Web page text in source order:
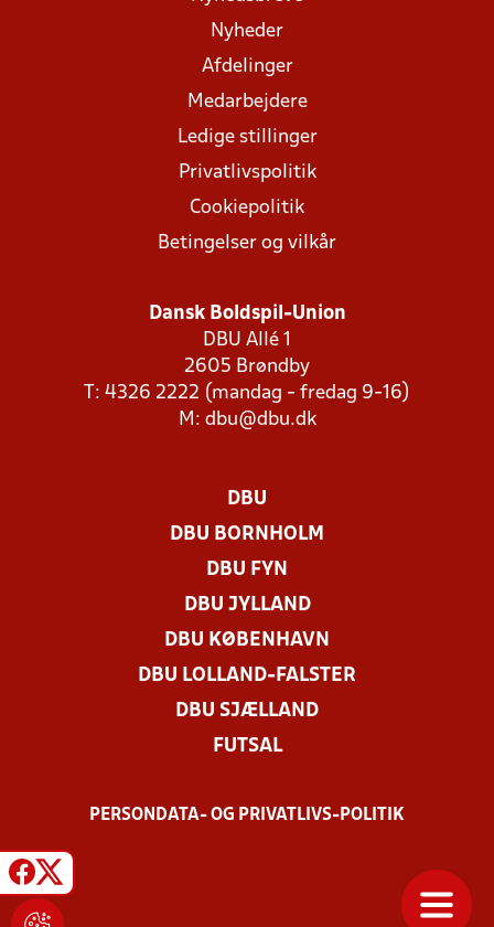
Nyheder
Afdelinger
Medarbejdere
Ledige stillinger
Privatlivspolitik
Cookiepolitik
Betingelser og vilkår
Dansk Boldspil-Union
DBU Allé 1
2605 Brøndby
T: 4326 2222 (mandag - fredag 9-16)
M: dbu@dbu.dk
DBU
DBU BORNHOLM
DBU FYN
DBU JYLLAND
DBU KØBENHAVN
DBU LOLLAND-FALSTER
DBU SJÆLLAND
FUTSAL
PERSONDATA- OG PRIVATLIVS-POLITIK